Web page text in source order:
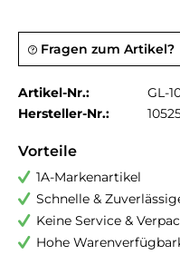
Fragen zum Artikel?
Artikel-Nr.:
GL-
Hersteller-Nr.:
Vorteile
1A-Markenartikel
Schnelle &
Keine Service &
Hohe